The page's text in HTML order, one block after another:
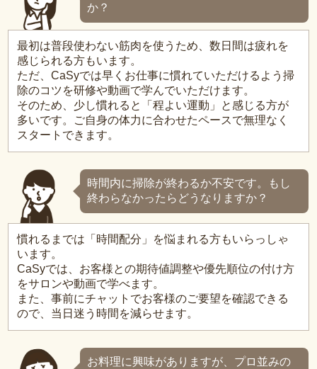
か？
最初は普段使わない筋肉を使うため、数日間は疲れを
感じられる方もいます。
ただ、CaSyでは早くお仕事に慣れていただけるよう掃
除のコツを研修や動画で学んでいただけます。
そのため、少し慣れると「程よい運動」と感じる方が
多いです。ご自身の体力に合わせたペースで無理なく
スタートできます。
時間内に掃除が終わるか不安です。もし
終わらなかったらどうなりますか？
慣れるまでは「時間配分」を悩まれる方もいらっしゃ
います。
CaSyでは、お客様との期待値調整や優先順位の付け方
をサロンや動画で学べます。
また、事前にチャットでお客様のご要望を確認できる
ので、当日迷う時間を減らせます。
お料理に興味がありますが、プロ並みの